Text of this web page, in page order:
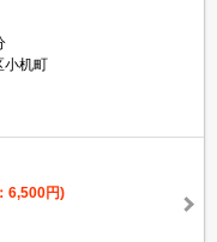
小机町
6,500円)